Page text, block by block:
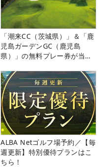
「潮来CC（茨城県）」＆「鹿
児島ガーデンGC（鹿児島
県）」の無料プレー券が当た
ALBA Netゴルフ場予約／【毎
週更新】特別優待プランはこ
ちら！